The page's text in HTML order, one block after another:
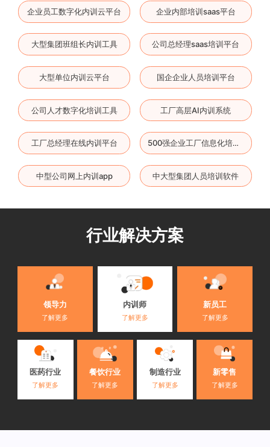
企业员工数字化内训云平台 企业内部培训saas平台
大型集团班组长内训工具 公司总经理saas培训平台
大型单位内训云平台 国企企业人员培训平台
公司人才数字化培训工具 工厂高层AI内训系统
工厂总经理在线内训平台 500强企业工厂信息化培训app
中型公司网上内训app 中大型集团人员培训软件
行业解决方案
领导力
了解更多
内训师
了解更多
新员工
了解更多
医药行业
了解更多
餐饮行业
了解更多
制造行业
了解更多
新零售
了解更多